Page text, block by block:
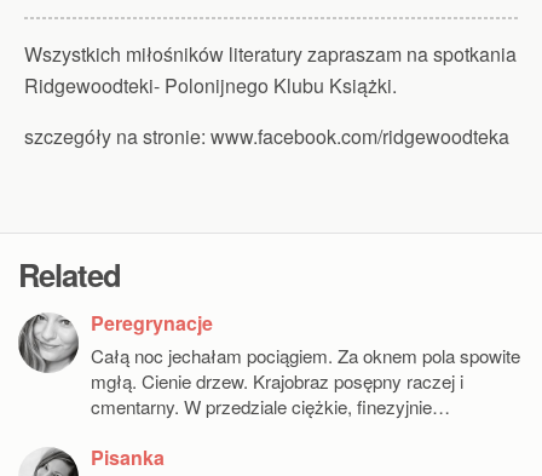
Wszystkich miłośników literatury zapraszam na spotkania
Ridgewoodteki- Polonijnego Klubu Książki.
szczegóły na stronie: www.facebook.com/ridgewoodteka
Related
Peregrynacje
Całą noc jechałam pociągiem. Za oknem pola spowite
mgłą. Cienie drzew. Krajobraz posępny raczej i
cmentarny. W przedziale ciężkie, finezyjnie…
Pisanka